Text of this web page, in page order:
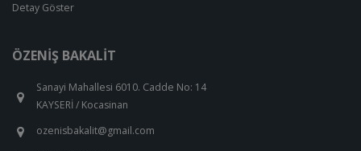
Detay Göster
ÖZENIŞ BAKALIT
Sanayi Mahallesi 6010. Cadde No: 14
KAYSERİ / Kocasinan
ozenisbakalit@gmail.com